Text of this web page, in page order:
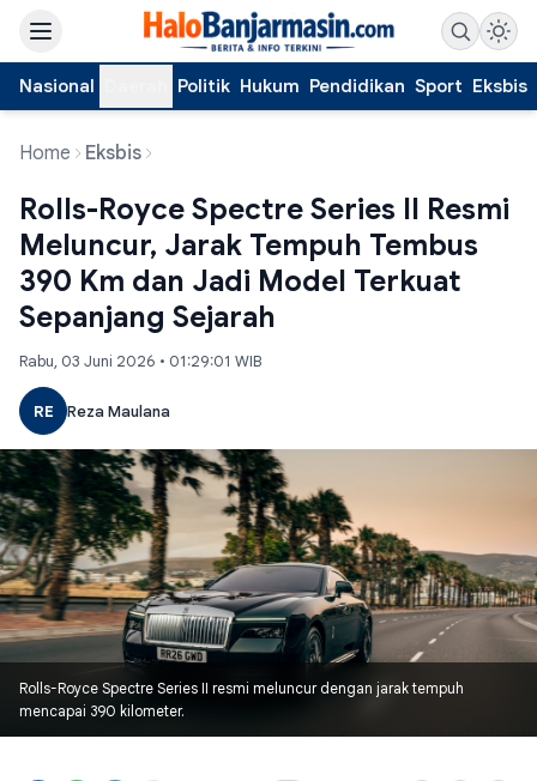
Nasional Politik Hukum Pendidikan Sport Eksbis
Home Eksbis
Rolls-Royce Spectre Series II Resmi
Meluncur, Jarak Tempuh Tembus
390 Km dan Jadi Model Terkuat
Sepanjang Sejarah
Rabu, 03 Juni 2026 • 01:29:01 WIB
RE Reza Maulana
Rolls-Royce Spectre Series II resmi meluncur dengan jarak tempuh
mencapai 390 kilometer.